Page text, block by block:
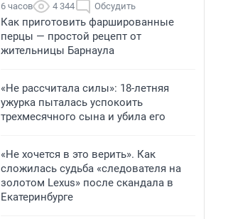
6 часов 4 344 Обсудить
Как приготовить фаршированные
перцы — простой рецепт от
жительницы Барнаула
«Не рассчитала силы»: 18-летняя
ужурка пыталась успокоить
трехмесячного сына и убила его
«Не хочется в это верить». Как
сложилась судьба «следователя на
золотом Lexus» после скандала в
Екатеринбурге